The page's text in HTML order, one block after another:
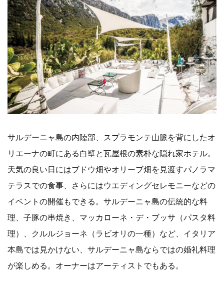
サルデーニャ島の内陸部、スプラモンテ山脈を背にしたオ
リエーナの町にある白壁と瓦屋根の素朴な隠れ家ホテル。
天気の良い日にはブドウ畑やオリーブ畑を見渡すパノラマ
テラスでの食事、さらにはウエディングセレモニーなどの
イベントの開催もできる。サルデーニャ島の伝統的な料
理、子豚の串焼き、マッカローネ・デ・ブッサ（パスタ料
理）、クルルジョーネ（ラビオリの一種）など、イタリア
本島では見かけない、サルデーニャ島ならではの婚礼料理
が楽しめる。オーナーはアーティストでもある。